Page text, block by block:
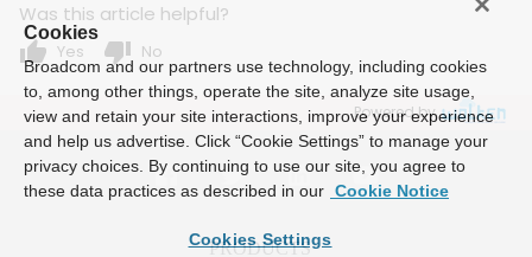
Was this article helpful?
thumb_up Yes thumb_down No
Powered by
Cookies
Broadcom and our partners use technology, including cookies
to, among other things, operate the site, analyze site usage,
view and retain your site interactions, improve your experience
and help us advertise. Click “Cookie Settings” to manage your
privacy choices. By continuing to use our site, you agree to
these data practices as described in our Cookie Notice
Cookies Settings